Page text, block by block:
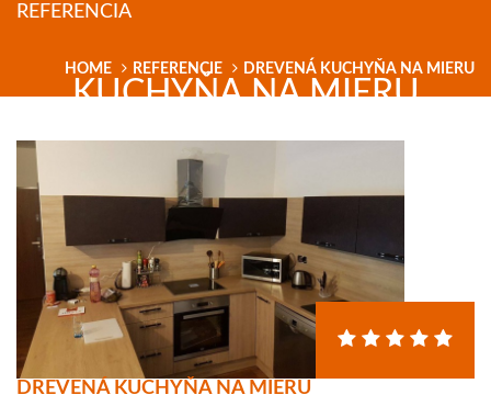
KUCHYŇA NA MIERU
REFERENCIA
HOME REFERENCIE DREVENÁ KUCHYŇA NA MIERU
DREVENÁ KUCHYŇA NA MIERU